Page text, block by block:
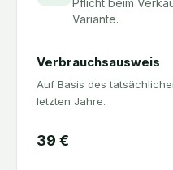
Pflicht beim
Variante.
Verbrauchsausweis
Auf Basis des
letzten Jahre.
39 €